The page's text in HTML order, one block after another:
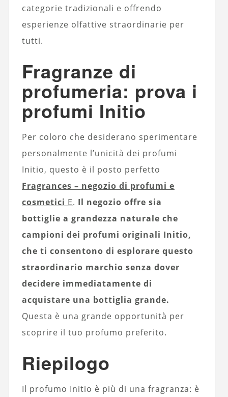
categorie tradizionali e offrendo
esperienze olfattive straordinarie per
tutti.
Fragranze di
profumeria: prova i
profumi Initio
Per coloro che desiderano sperimentare
personalmente l’unicità dei profumi
Initio, questo è il posto perfetto
Fragrances – negozio di profumi e
cosmetici E. Il negozio offre sia
bottiglie a grandezza naturale che
campioni dei profumi originali Initio,
che ti consentono di esplorare questo
straordinario marchio senza dover
decidere immediatamente di
acquistare una bottiglia grande.
Questa è una grande opportunità per
scoprire il tuo profumo preferito.
Riepilogo
Il profumo Initio è più di una fragranza: è